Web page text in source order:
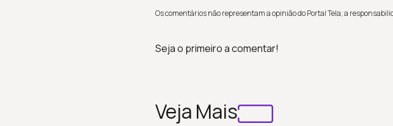
Os comentários não representam a opinião do Portal Tela; a
Seja o primeiro a comentar!
Veja Mais